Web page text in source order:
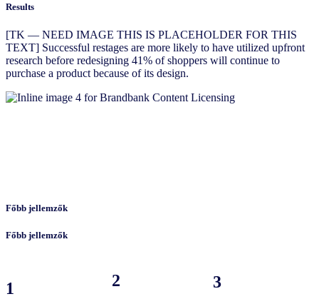
Results
[TK — NEED IMAGE THIS IS PLACEHOLDER FOR THIS
TEXT] Successful restages are more likely to have utilized upfront
research before redesigning 41% of shoppers will continue to
purchase a product because of its design.
Főbb jellemzők
Főbb jellemzők
1 2 3